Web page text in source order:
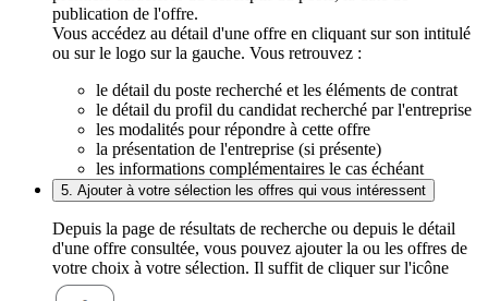
publication de l'offre.
Vous accédez au détail d'une offre en cliquant sur son intitulé
ou sur le logo sur la gauche. Vous retrouvez :
le détail du poste recherché et les éléments de contrat
le détail du profil du candidat recherché par l'entreprise
les modalités pour répondre à cette offre
la présentation de l'entreprise (si présente)
les informations complémentaires le cas échéant
5. Ajouter à votre sélection les offres qui vous intéressent
Depuis la page de résultats de recherche ou depuis le détail
d'une offre consultée, vous pouvez ajouter la ou les offres de
votre choix à votre sélection. Il suffit de cliquer sur l'icône